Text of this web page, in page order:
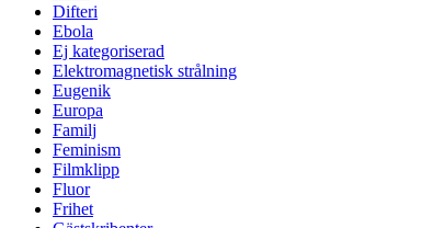
Difteri
Ebola
Ej kategoriserad
Elektromagnetisk strålning
Eugenik
Europa
Familj
Feminism
Filmklipp
Fluor
Frihet